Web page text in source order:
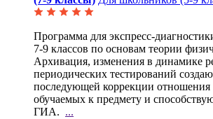
Программа для экспресс-
7-9 классов по основам теории
Архивация, изменения в динамике
периодических тестирований
последующей коррекции отношения
обучаемых к предмету и
ГИА. ...